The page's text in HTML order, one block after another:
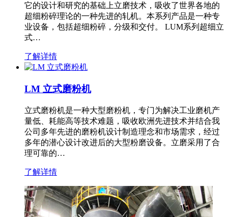
它的设计和研究的基础上立磨技术，吸收了世界各地的
超细粉碎理论的一种先进的轧机。本系列产品是一种专
业设备，包括超细粉碎，分级和交付。 LUM系列超细立
式…
了解详情
LM 立式磨粉机
立式磨粉机是一种大型磨粉机，专门为解决工业磨机产
量低、耗能高等技术难题，吸收欧洲先进技术并结合我
公司多年先进的磨粉机设计制造理念和市场需求，经过
多年的潜心设计改进后的大型粉磨设备。立磨采用了合
理可靠的…
了解详情